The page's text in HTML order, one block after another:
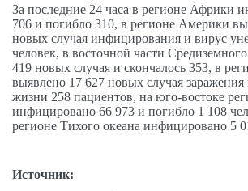
За последние 24 часа в регионе Африки
706 и погибло 310, в регионе Америки
новых случая инфицирования и вирус
человек, в восточной части
419 новых случая и скончалось 353, в
выявлено 17 627 новых случая заражения
жизни 258 пациентов, на юго-востоке
инфицировано 66 973 и погибло 1 108
регионе Тихого океана инфицировано 5
Источник: